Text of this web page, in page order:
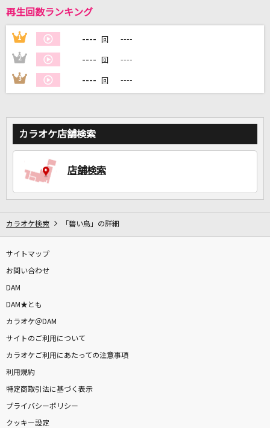
蕾
コブクロ
カラオケをもっと楽しもう！
再生回数ランキング
1 ---- 回 ----
2 ---- 回 ----
3 ---- 回 ----
カラオケ店舗検索
店舗検索
カラオケ検索 「碧い鳥」の詳細
サイトマップ
お問い合わせ
DAM
DAM★とも
カラオケ＠DAM
サイトのご利用について
カラオケご利用にあたっての注意事項
利用規約
特定商取引法に基づく表示
プライバシーポリシー
クッキー設定